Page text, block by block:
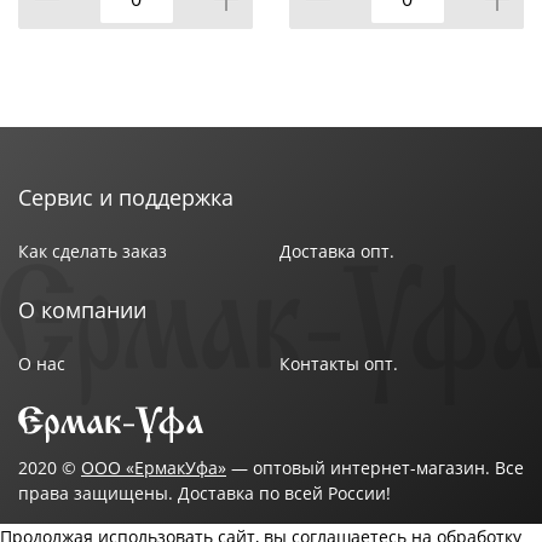
полиэстр - 60%
Бренд: ТМ Эльф
Сервис и поддержка
Как сделать заказ Доставка опт.
О компании
О нас Контакты опт.
2020 © ООО «ЕрмакУфа» — оптовый интернет-магазин. Все
права защищены. Доставка по всей России!
Продолжая использовать сайт, вы соглашаетесь на обработку